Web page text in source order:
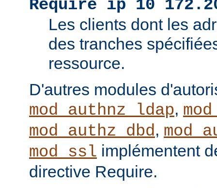
Require ip 10
Les clients dont les
des tranches
ressource.
D'autres modules
mod_authnz_ldap,
mod_authz_dbd,
mod_ssl implémentent
directive Require.